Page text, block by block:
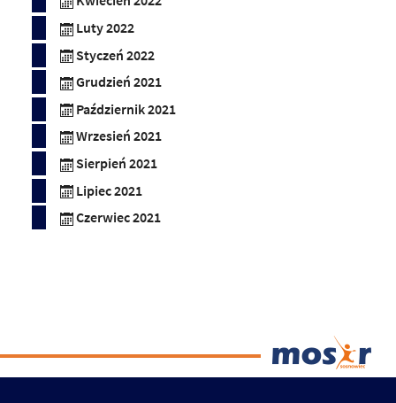
Luty 2022
Styczeń 2022
Grudzień 2021
Październik 2021
Wrzesień 2021
Sierpień 2021
Lipiec 2021
Czerwiec 2021